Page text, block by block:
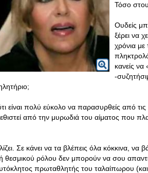
Τόσο
Ουδείς
ξέρει να
χρόνια με
κανείς
-
είναι πολύ εύκολο να παρασυρθείς από
από την μυρωδιά του αίματος που
Σε κάνει να τα βλέπεις όλα κόκκινα,
θεσμικού ρόλου δεν μπορούν να σου
πρωταθλητής του ταλαίπωρου